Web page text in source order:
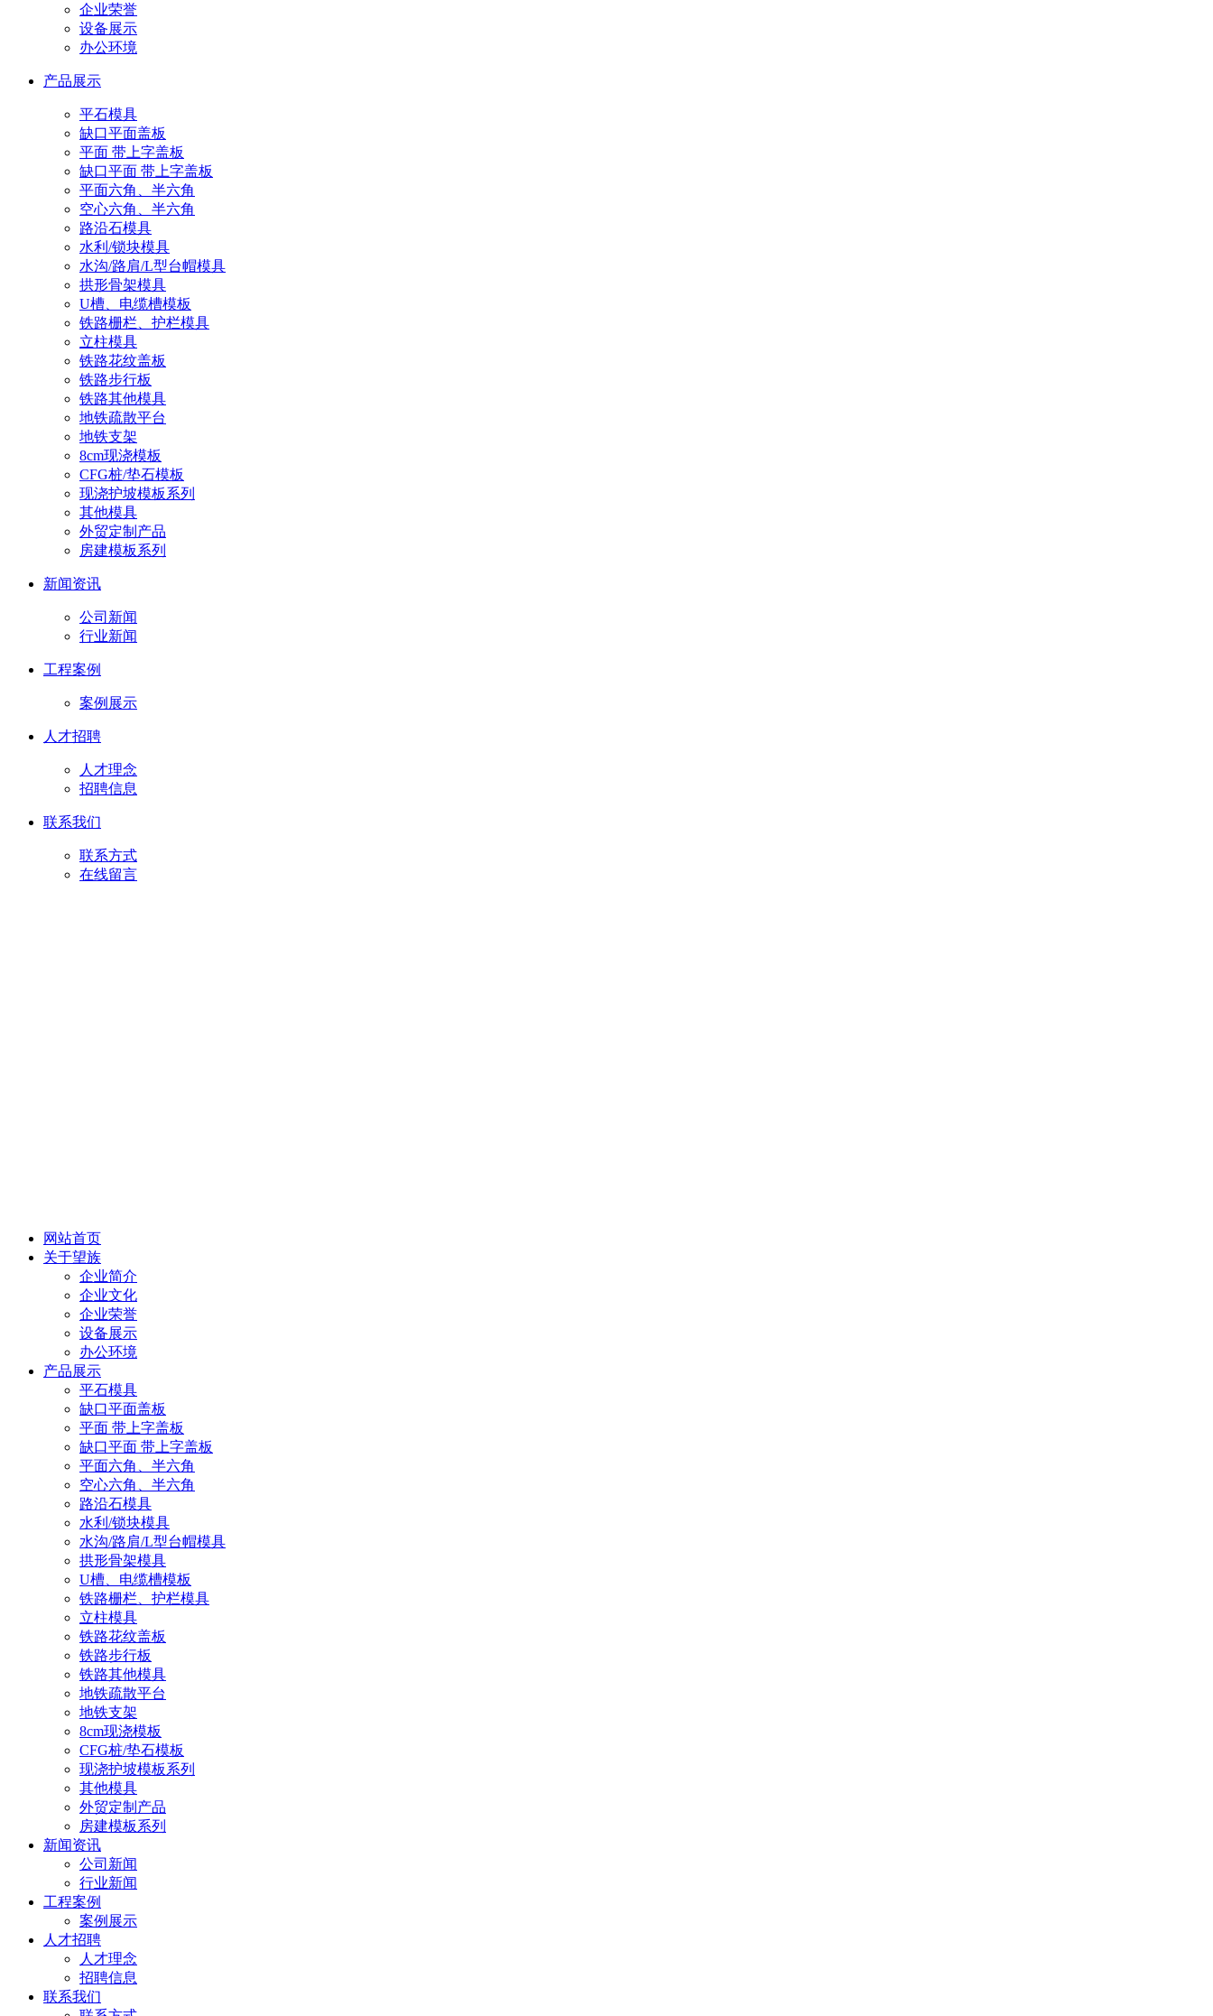
企业荣誉
设备展示
办公环境
产品展示
平石模具
缺口平面盖板
平面 带上字盖板
缺口平面 带上字盖板
平面六角、半六角
空心六角、半六角
路沿石模具
水利/锁块模具
水沟/路肩/L型台帽模具
拱形骨架模具
U槽、电缆槽模板
铁路栅栏、护栏模具
立柱模具
铁路花纹盖板
铁路步行板
铁路其他模具
地铁疏散平台
地铁支架
8cm现浇模板
CFG桩/垫石模板
现浇护坡模板系列
其他模具
外贸定制产品
房建模板系列
新闻资讯
公司新闻
行业新闻
工程案例
案例展示
人才招聘
人才理念
招聘信息
联系我们
联系方式
在线留言
网站首页
关于望族
企业简介
企业文化
企业荣誉
设备展示
办公环境
产品展示
平石模具
缺口平面盖板
平面 带上字盖板
缺口平面 带上字盖板
平面六角、半六角
空心六角、半六角
路沿石模具
水利/锁块模具
水沟/路肩/L型台帽模具
拱形骨架模具
U槽、电缆槽模板
铁路栅栏、护栏模具
立柱模具
铁路花纹盖板
铁路步行板
铁路其他模具
地铁疏散平台
地铁支架
8cm现浇模板
CFG桩/垫石模板
现浇护坡模板系列
其他模具
外贸定制产品
房建模板系列
新闻资讯
公司新闻
行业新闻
工程案例
案例展示
人才招聘
人才理念
招聘信息
联系我们